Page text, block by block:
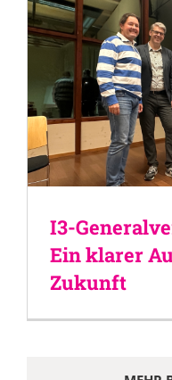
I3-
Ein klarer
Zukunft